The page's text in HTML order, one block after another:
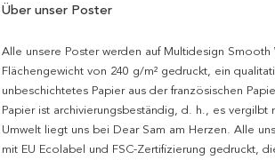
Über unser Poster
Alle unsere Poster werden auf Multidesign Smooth
Flächengewicht von 240 g/m² gedruckt, ein
unbeschichtetes Papier aus der französischen
Papier ist archivierungsbeständig, d. h., es vergilbt
Umwelt liegt uns bei Dear Sam am Herzen. Alle
mit EU Ecolabel und FSC-Zertifizierung gedruckt,